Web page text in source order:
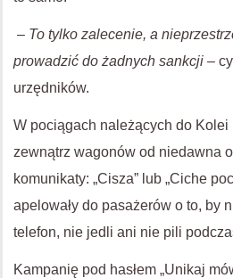
– To tylko zalecenie, a
prowadzić do żadnych sankcji –
urzędników.
W pociągach należących do
zewnątrz wagonów od niedawna
komunikaty: „Cisza” lub „Ciche
apelowały do pasażerów o to, by
telefon, nie jedli ani nie pili
Kampanię pod hasłem „Unikaj